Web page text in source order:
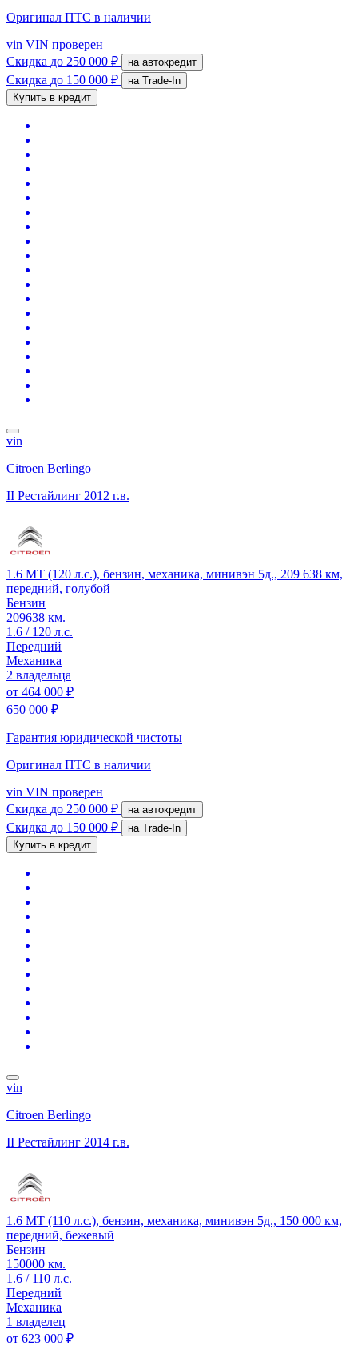
Оригинал ПТС в наличии
vin VIN проверен
Скидка до 250 000 ₽ на автокредит
Скидка до 150 000 ₽
на Trade-In
Купить в кредит
vin
Citroen Berlingo
II Рестайлинг 2012 г.в.
1.6 MT (120 л.с.), бензин, механика, минивэн 5д., 209 638 км,
передний, голубой
Бензин
209638 км.
1.6 / 120 л.с.
Передний
Механика
2 владельца
от 464 000 ₽
650 000 ₽
Гарантия юридической чистоты
Оригинал ПТС в наличии
vin VIN проверен
Скидка до 250 000 ₽ на автокредит
Скидка до 150 000 ₽
на Trade-In
Купить в кредит
vin
Citroen Berlingo
II Рестайлинг 2014 г.в.
1.6 MT (110 л.с.), бензин, механика, минивэн 5д., 150 000 км,
передний, бежевый
Бензин
150000 км.
1.6 / 110 л.с.
Передний
Механика
1 владелец
от 623 000 ₽